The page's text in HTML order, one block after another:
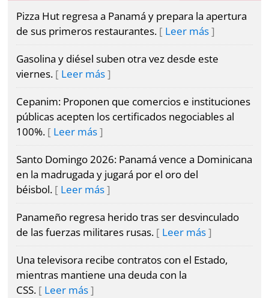
Pizza Hut regresa a Panamá y prepara la apertura
de sus primeros restaurantes.
Leer más
Gasolina y diésel suben otra vez desde este
viernes.
Leer más
Cepanim: Proponen que comercios e instituciones
públicas acepten los certificados negociables al
100%.
Leer más
Santo Domingo 2026: Panamá vence a Dominicana
en la madrugada y jugará por el oro del
béisbol.
Leer más
Panameño regresa herido tras ser desvinculado
de las fuerzas militares rusas.
Leer más
Una televisora recibe contratos con el Estado,
mientras mantiene una deuda con la
CSS.
Leer más